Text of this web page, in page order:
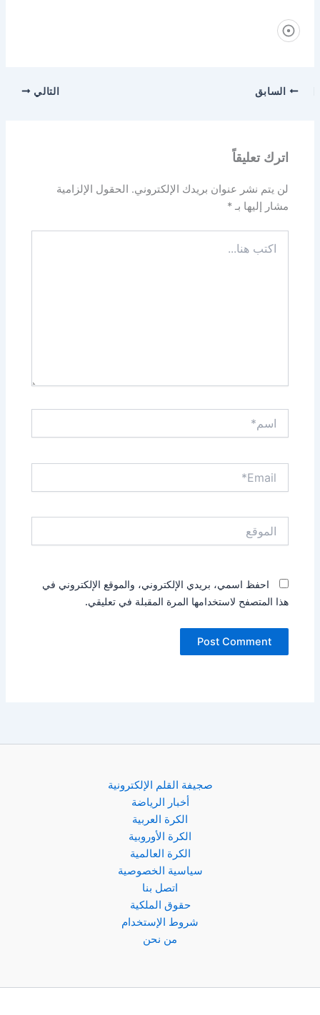
السابق التالي
اترك تعليقاً
لن يتم نشر عنوان بريدك الإلكتروني.
الحقول الإلزامية
مشار إليها بـ*
هنا...
احفظ اسمي، بريدي الإلكتروني، والموقع الإلكتروني في
هذا المتصفح لاستخدامها المرة المقبلة في تعليقي.
صجيفة القلم الإلكترونية
أخبار الرياضة
الكرة العربية
الكرة الأوروبية
الكرة العالمية
سياسية الخصوصية
اتصل بنا
حقوق الملكية
شروط الإستخدام
من نحن